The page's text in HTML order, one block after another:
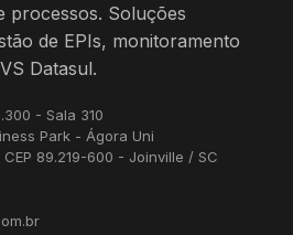
processos. Soluções
de EPIs, monitoramento
Datasul.
- Sala 310
Park - Ágora Uni
89.219-600 - Joinville / SC